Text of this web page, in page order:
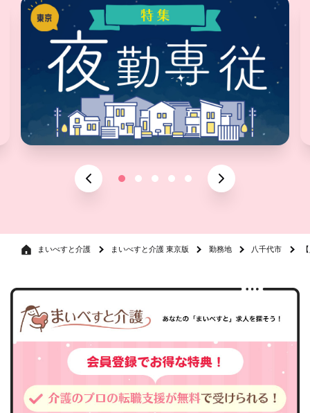
まいべすと介護 まいべすと介護 東京版 勤務地 八千代市